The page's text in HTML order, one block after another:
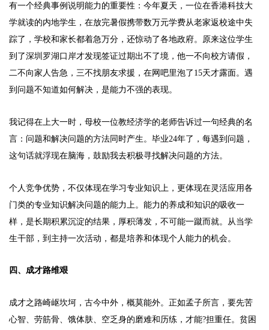
有一个经典事例说明能力的重要性：今年夏天，一位在香港科技大
学就读的内地学生，在放完暑假携带数万元学费从老家返校途中失
踪了，学校和家长都着急万分，还惊动了各地政府。原来这位学生
到了深圳罗湖口岸才发现签证过期出不了境，他一不向校方请假，
二不向家人告急，三不找朋友求援，在网吧里泡了15天才露面。遇
到问题不知道如何解决，是能力不强的表现。
我记得在上大一时，母校一位教经济学的老师告诉过一句经典的名
言：问题和解决问题的方法同时产生。毕业24年了，每遇到问题，
这句话就浮现在脑海，鼓励我去积极寻找解决问题的方法。
个人竞争优势，不仅体现在学习专业知识上，更体现在灵活应用各
门类的专业知识解决问题的能力上。能力的养成和知识的吸收一
样，是长期积累沉淀的结果，厚积薄发，不可能一蹴而就。从当学
生干部，到主持一次活动，都是培养和体现个人能力的机会。
四、成才路维艰
成才之路崎岖坎坷，古今中外，概莫能外。正如孟子所言，要先苦
心智、劳筋骨、饿体肤、空乏身的磨难和历练，才能?担重任。贫困